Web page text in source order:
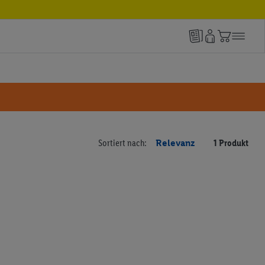
Sortiert nach: Relevanz 1 Produkt